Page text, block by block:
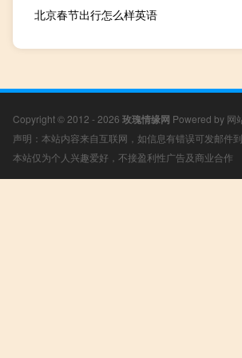
北京春节出行怎么样英语
Copyright © 2012 - 2026 玫瑰情缘网 Powered by 网
声明：本站内容来自互联网，如信息有错误可发邮件
本站仅为个人兴趣爱好，不接盈利性广告及商业合作